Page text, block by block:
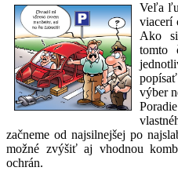
Veľa
viacerí
Ako
tomto
výber
začneme od najsilnejšej po
možné zvýšiť aj vhodnou
ochrán.